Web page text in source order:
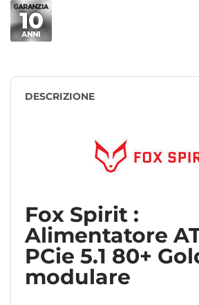
DESCRIZIONE
Fox Spirit :
Alimentatore
PCie 5.1 80+
modulare